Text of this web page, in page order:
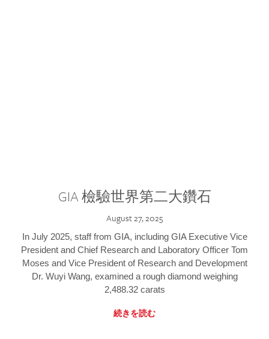
GIA 檢驗世界第二大鑽石
August 27, 2025
In July 2025, staff from GIA, including GIA Executive Vice
President and Chief Research and Laboratory Officer Tom
Moses and Vice President of Research and Development
Dr. Wuyi Wang, examined a rough diamond weighing
2,488.32 carats
続きを読む